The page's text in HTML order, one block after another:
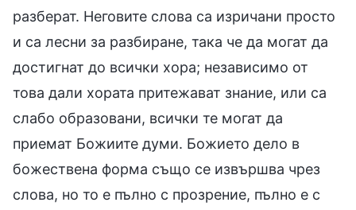
разберат. Неговите слова са изричани просто
и са лесни за разбиране, така че да могат да
достигнат до всички хора; независимо от
това дали хората притежават знание, или са
слабо образовани, всички те могат да
приемат Божиите думи. Божието дело в
божествена форма също се извършва чрез
слова, но то е пълно с прозрение, пълно е с